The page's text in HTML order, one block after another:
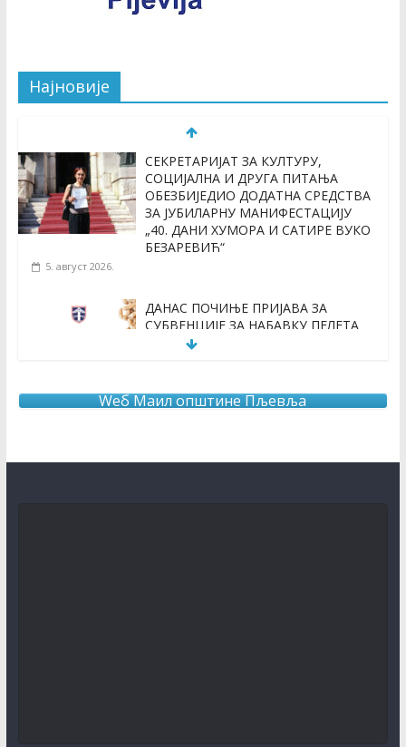
Најновије
СЕКРЕТАРИЈАТ ЗА КУЛТУРУ,
СОЦИЈАЛНА И ДРУГА ПИТАЊА
ОБЕЗБИЈЕДИО ДОДАТНА СРЕДСТВА
ЗА ЈУБИЛАРНУ МАНИФЕСТАЦИЈУ
„40. ДАНИ ХУМОРА И САТИРЕ ВУКО
БЕЗАРЕВИЋ“
5. август 2026.
ДАНАС ПОЧИЊЕ ПРИЈАВА ЗА
СУБВЕНЦИЈЕ ЗА НАБАВКУ ПЕЛЕТА
3. август 2026.
Wеб Маил општине Пљевља